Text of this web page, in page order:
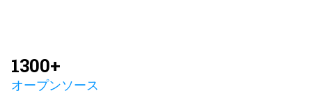
1300+
オープンソース